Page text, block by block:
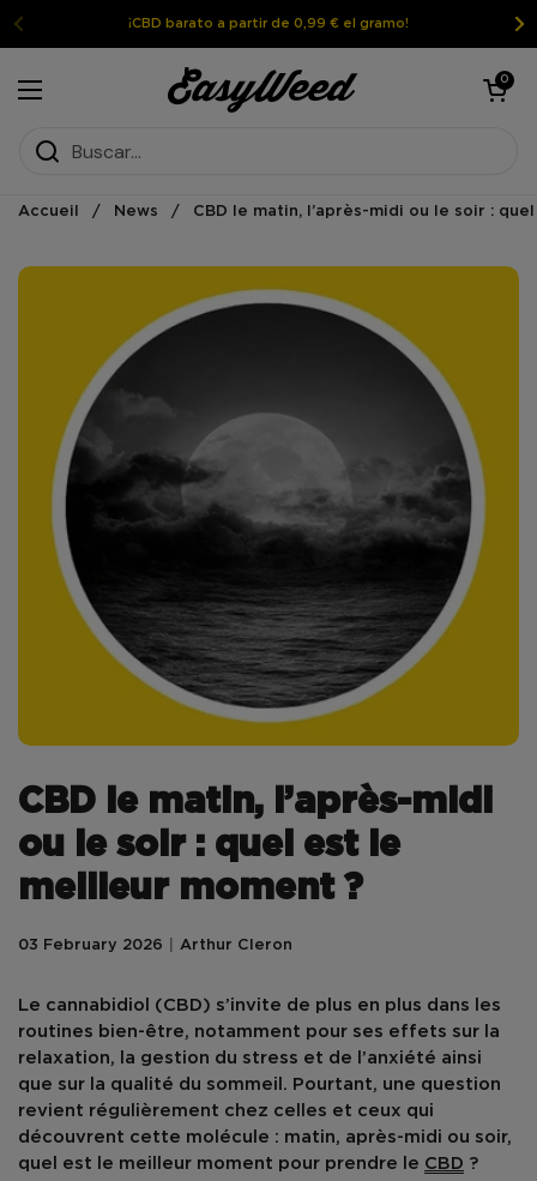
Ir al contenido ¡CBD barato a partir de 0,99 € el gramo!
Abrir el menú
Abrir la
0
Accueil / News / CBD le matin, l’après-midi ou le soir :
CBD le matin, l’après-midi
ou le soir : quel est le
meilleur moment ?
03 February 2026 Arthur Cleron
Le cannabidiol (CBD) s’invite de plus en plus dans les
routines bien-être, notamment pour ses effets sur la
relaxation, la gestion du stress et de l’anxiété ainsi
que sur la qualité du sommeil . Pourtant, une question
revient régulièrement chez celles et ceux qui
découvrent cette molécule : matin, après-midi ou soir,
quel est le meilleur moment pour prendre le CBD ?